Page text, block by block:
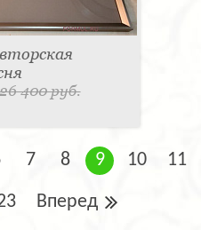
400 руб.
7 8 9 10 11
Вперед